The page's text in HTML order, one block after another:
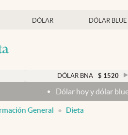
DÓLAR DÓLAR BLUE
DÓLAR BNA $ 1520 0.00%
Dólar hoy y dólar blue hoy: cuál es
General Dieta